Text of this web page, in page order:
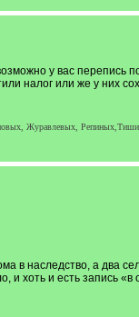
у вас перепись
налог или же у них
Журавлевых,
в наследство, а два
и хоть и есть запись